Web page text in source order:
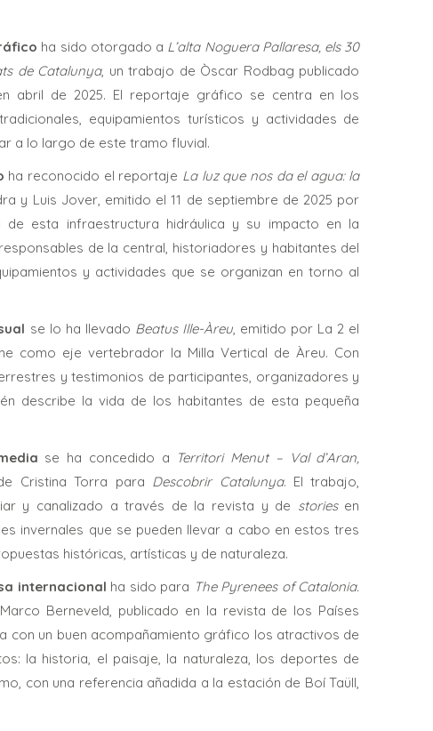
ha sido otorgado a L’alta Noguera Pallaresa, els 30
de Catalunya, un trabajo de Òscar Rodbag publicado
abril de 2025. El reportaje gráfico se centra en los
equipamientos turísticos y actividades de
a lo largo de este tramo fluvial.
ha reconocido el reportaje La luz que nos da el agua: la
y Luis Jover, emitido el 11 de septiembre de 2025 por
de esta infraestructura hidráulica y su impacto en la
de la central, historiadores y habitantes del
y actividades que se organizan en torno al
se lo ha llevado Beatus Ille-Àreu, emitido por La 2 el
como eje vertebrador la Milla Vertical de Àreu. Con
y testimonios de participantes, organizadores y
describe la vida de los habitantes de esta pequeña
se ha concedido a Territori Menut – Val d’Aran,
Cristina Torra para Descobrir Catalunya. El trabajo,
y canalizado a través de la revista y de stories en
invernales que se pueden llevar a cabo en estos tres
históricas, artísticas y de naturaleza.
internacional ha sido para The Pyrenees of Catalonia.
Berneveld, publicado en la revista de los Países
con un buen acompañamiento gráfico los atractivos de
la historia, el paisaje, la naturaleza, los deportes de
con una referencia añadida a la estación de Boí Taüll,